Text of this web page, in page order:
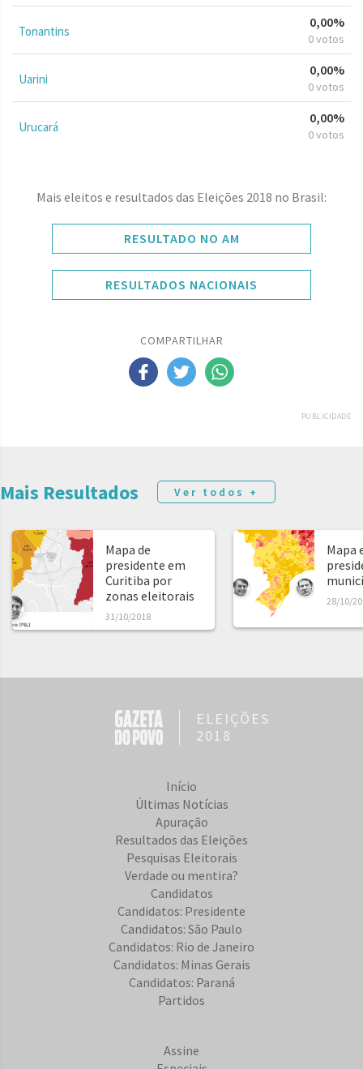
Tonantins
0,00%
0 votos
Uarini
0,00%
0 votos
Urucará
0,00%
0 votos
Mais eleitos e resultados das Eleições 2018 no Brasil:
RESULTADO NO AM
RESULTADOS NACIONAIS
COMPARTILHAR
PUBLICIDADE
Mais Resultados Ver todos +
Mapa de
presidente em
Curitiba por
zonas eleitorais
31/10/2018
Mapa
28/10/
ELEIÇÕES
2018
Início
Últimas Notícias
Apuração
Resultados das Eleições
Pesquisas Eleitorais
Verdade ou mentira?
Candidatos
Candidatos: Presidente
Candidatos: São Paulo
Candidatos: Rio de Janeiro
Candidatos: Minas Gerais
Candidatos: Paraná
Partidos
Assine